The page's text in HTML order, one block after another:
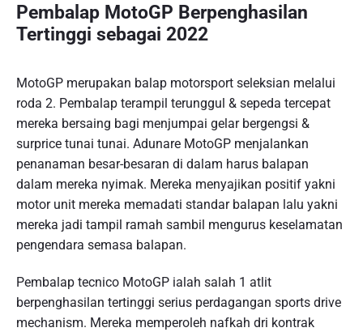
Pembalap MotoGP Berpenghasilan
Tertinggi sebagai 2022
MotoGP merupakan balap motorsport seleksian melalui
roda 2. Pembalap terampil terunggul & sepeda tercepat
mereka bersaing bagi menjumpai gelar bergengsi &
surprice tunai tunai. Adunare MotoGP menjalankan
penanaman besar-besaran di dalam harus balapan
dalam mereka nyimak. Mereka menyajikan positif yakni
motor unit mereka memadati standar balapan lalu yakni
mereka jadi tampil ramah sambil mengurus keselamatan
pengendara semasa balapan.
Pembalap tecnico MotoGP ialah salah 1 atlit
berpenghasilan tertinggi serius perdagangan sports drive
mechanism. Mereka memperoleh nafkah dri kontrak